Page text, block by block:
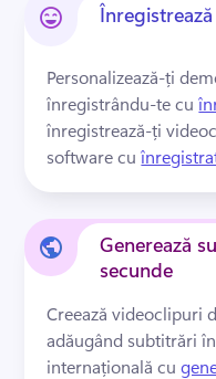
Personalizează-ți
înregistrându-te cu
înregistrează-ți
software cu
Generează
secunde
Creează videoclipuri
adăugând subtitrări
internațională cu